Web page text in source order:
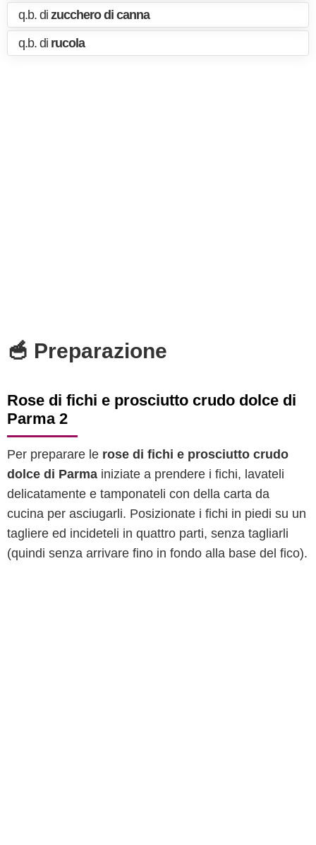
q.b. di zucchero di canna
q.b. di rucola
🥣 Preparazione
Rose di fichi e prosciutto crudo dolce di
Parma 2
Per preparare le rose di fichi e prosciutto crudo
dolce di Parma iniziate a prendere i fichi, lavateli
delicatamente e tamponateli con della carta da
cucina per asciugarli. Posizionate i fichi in piedi su un
tagliere ed incideteli in quattro parti, senza tagliarli
(quindi senza arrivare fino in fondo alla base del fico).